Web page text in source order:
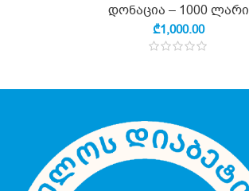
დონაცია – 1000 ლარი
₾1,000.00